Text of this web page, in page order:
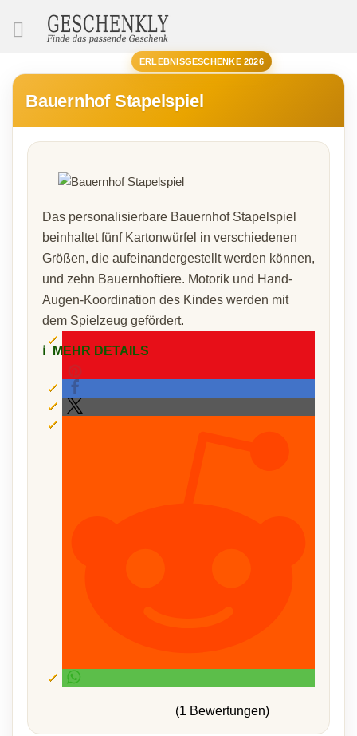
ERLEBNISGESCHENKE 2026
Bauernhof Stapelspiel
Das personalisierbare Bauernhof Stapelspiel
beinhaltet fünf Kartonwürfel in verschiedenen
Größen, die aufeinandergestellt werden können,
und zehn Bauernhoftiere. Motorik und Hand-
Augen-Koordination des Kindes werden mit
dem Spielzeug gefördert.
ℹ️ MEHR DETAILS
(1 Bewertungen)